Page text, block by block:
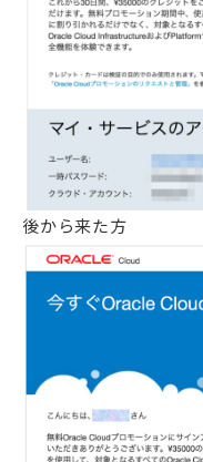
後から来た方